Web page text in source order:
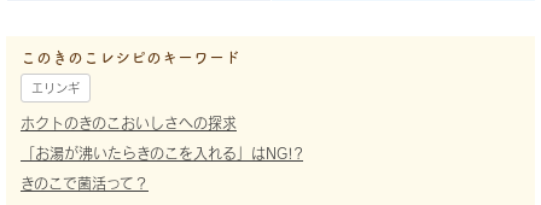
このきのこレシピのキーワード
エリンギ
ホクトのきのこおいしさへの探求
「お湯が沸いたらきのこを入れる」はNG!?
きのこで菌活って？